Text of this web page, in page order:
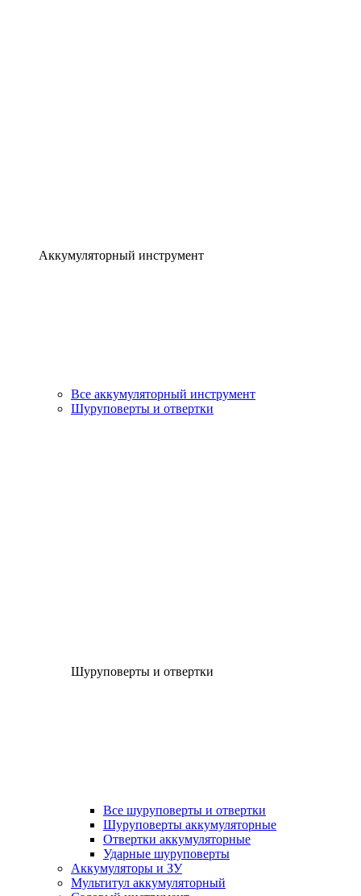
Аккумуляторный инструмент
Все аккумуляторный инструмент
Шуруповерты и отвертки
Шуруповерты и отвертки
Все шуруповерты и отвертки
Шуруповерты аккумуляторные
Отвертки аккумуляторные
Ударные шуруповерты
Аккумуляторы и ЗУ
Мультитул аккумуляторный